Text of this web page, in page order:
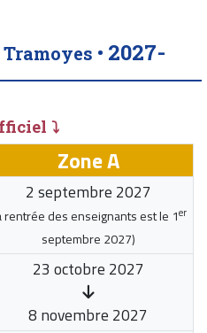
• 2027-
⤵
Zone A
2 septembre 2027
rentrée des enseignants est le 1er
septembre 2027)
23 octobre 2027
8 novembre 2027